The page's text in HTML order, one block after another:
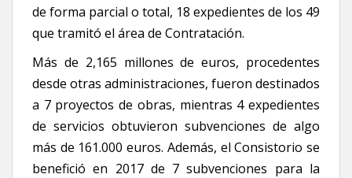
de forma parcial o total, 18 expedientes de los 49
que tramitó el área de Contratación.
Más de 2,165 millones de euros, procedentes
desde otras administraciones, fueron destinados
a 7 proyectos de obras, mientras 4 expedientes
de servicios obtuvieron subvenciones de algo
más de 161.000 euros. Además, el Consistorio se
benefició en 2017 de 7 subvenciones para la